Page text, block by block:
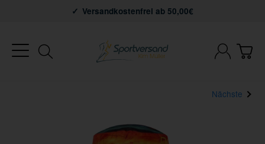
Versandkostenfrei ab 50,00€
Nächste